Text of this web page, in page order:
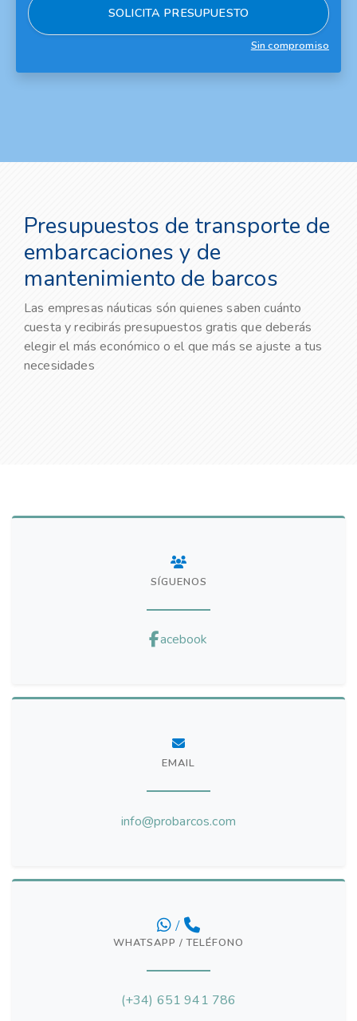
SOLICITA PRESUPUESTO
Sin compromiso
Presupuestos de transporte de
embarcaciones y de
mantenimiento de barcos
Las empresas náuticas són quienes saben cuánto
cuesta y recibirás presupuestos gratis que deberás
elegir el más económico o el que más se ajuste a tus
necesidades
SÍGUENOS
acebook
EMAIL
info@probarcos.com
/
WHATSAPP / TELÉFONO
(+34) 651 941 786